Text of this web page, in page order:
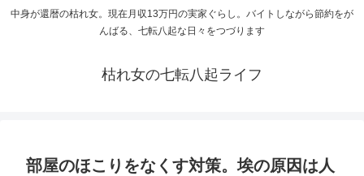
中身が還暦の枯れ女。現在月収13万円の実家ぐらし。バイトしながら節約をが
んばる、七転八起な日々をつづります
枯れ女の七転八起ライフ
部屋のほこりをなくす対策。埃の原因は人